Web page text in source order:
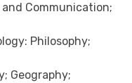
Communication;
Philosophy;
Geography;